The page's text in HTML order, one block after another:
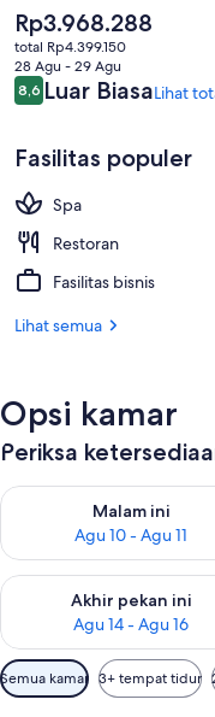
Harga
saat
ini
Rp3.968.288
Rp3.968.288
total Rp4.399.150
28 Agu - 29 Agu
Ulasan
8,68,6 dari 10
Luar BiasaLihat
Fasilitas populer
Spa
Restoran
Fasilitas bisnis
Lihat semua
Opsi kamar
Periksa
Malam ini
Agu 10 - Agu 11
Periksa ketersediaan
Akhir pekan ini
Agu 14 - Agu 16
Periksa ketersediaan
Filter
tersedia
Semua kamar 3+ tempat tidur